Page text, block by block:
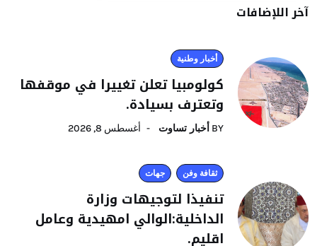
آخر اللإضافات
أخبار وطنية
كولومبيا تعلن تغييرا في موقفها
وتعترف بسيادة.
BY أخبار تساوت أغسطس 8, 2026
ثقافة وفن جهات
تنفيذا لتوجيهات وزارة
الداخلية:الوالي امهيدية وعامل
اقليم.